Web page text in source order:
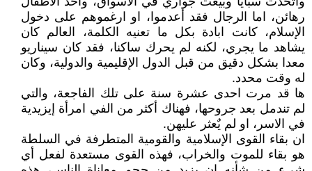
رهائن، اما الرجال فقد أعدموا، او ارغموهم على دخول
الإسلام، كانت ابادة بكل ما تعنيه الكلمة، العالم كان
يشاهد ما يجري، لكنه لم يحرك ساكنا، فقد كان سيناريو
معدا بشكل دقيق من قبل الدول الإقليمية والدولية، وكان
له وقت محدد.
ها قد مرت احدى عشرة سنة على تلك الفاجعة، والتي
لم تندمل بعد جروحها، فهناك أكثر من الفي امرأة إيزيدية
في الاسر، او لم يٌعثر عليهن.
ان بقاء القوى الإسلامية والقومية المتطرفة في السلطة
هو بقاء للموت والخراب، فهذه القوى مستعدة لفعل أي